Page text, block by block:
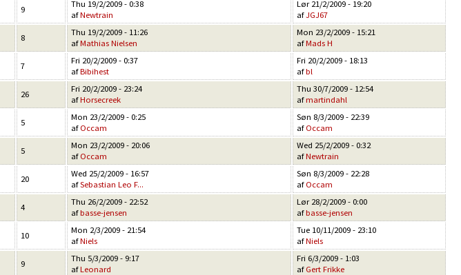
9
Thu 19/2/2009 - 0:38
afNewtrain
Lør 21/2/2009 - 19:20
afJGJ67
8
Thu 19/2/2009 - 11:26
afMathias Nielsen
Mon 23/2/2009 - 15:21
afMads H
7
Fri 20/2/2009 - 0:37
afBibihest
Fri 20/2/2009 - 18:13
afbl
26
Fri 20/2/2009 - 23:24
afHorsecreek
Thu 30/7/2009 - 12:54
afmartindahl
5
Mon 23/2/2009 - 0:25
af Occam
Søn 8/3/2009 - 22:39
af Occam
5
Mon 23/2/2009 - 20:06
af Occam
Wed 25/2/2009 - 0:32
afNewtrain
20
Wed 25/2/2009 - 16:57
afSebastian Leo F...
Søn 8/3/2009 - 22:28
af Occam
4
Thu 26/2/2009 - 22:52
afbasse-jensen
Lør 28/2/2009 - 0:00
afbasse-jensen
10
Mon 2/3/2009 - 21:54
afNiels
Tue 10/11/2009 - 23:10
afNiels
9
Thu 5/3/2009 - 9:17
afLeonard
Fri 6/3/2009 - 1:03
af Gert Frikke